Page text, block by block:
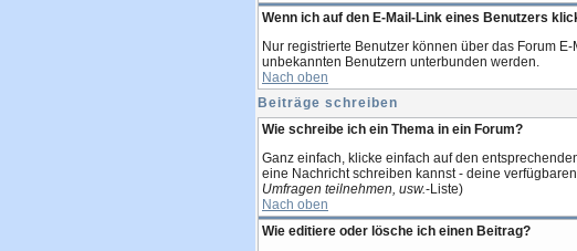
Wenn ich auf den E-Mail-Link eines Benutzers
Nur registrierte Benutzer können über das Forum
unbekannten Benutzern unterbunden werden.
Nach oben
Beiträge schreiben
Wie schreibe ich ein Thema in ein Forum?
Ganz einfach, klicke einfach auf den
eine Nachricht schreiben kannst - deine
Umfragen teilnehmen, usw.-Liste)
Nach oben
Wie editiere oder lösche ich einen Beitrag?